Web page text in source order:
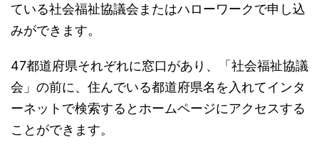
ている社会福祉協議会またはハローワークで申し込
みができます。
47都道府県それぞれに窓口があり、「社会福祉協議
会」の前に、住んでいる都道府県名を入れてインタ
ーネットで検索するとホームページにアクセスする
ことができます。